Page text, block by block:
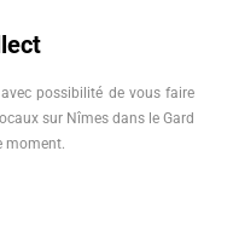
possibilité de vous faire
sur Nîmes dans le Gard
moment.